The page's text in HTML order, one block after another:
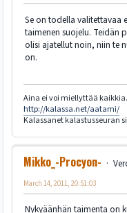
Se on todella valitettavaa
taimenen suojelu. Teidän
olisi ajatellut noin, niin te
on.
Aina ei voi miellyttää
http://kalassa.net/aatami/
Kalassanet kalastusseuran
Mikko_-Procyon-
March 14, 2011, 20:51:03
Nykyäänhän taimenta on